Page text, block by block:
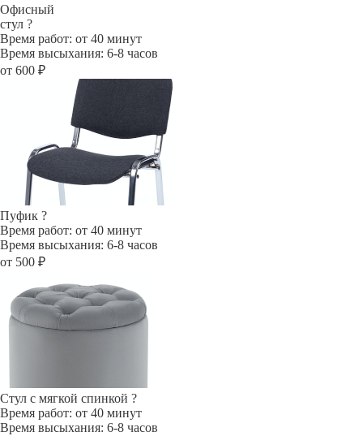
Офисный
стул ?
Время работ: от 40 минут
Время высыхания: 6-8 часов
от 600 ₽
Пуфик ?
Время работ: от 40 минут
Время высыхания: 6-8 часов
от 500 ₽
Стул с мягкой спинкой ?
Время работ: от 40 минут
Время высыхания: 6-8 часов